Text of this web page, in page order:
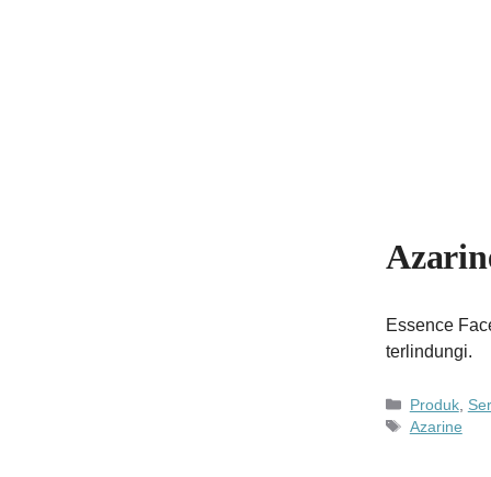
Essence
terlindungi.
Kategori
Produk,
Tag
Azarine